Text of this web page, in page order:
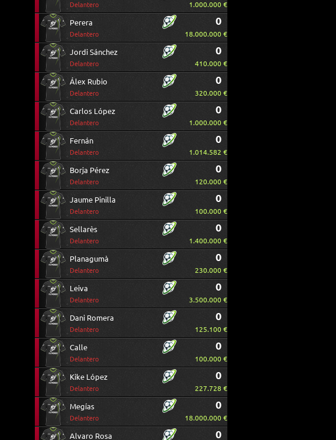
Delantero 1.000.000 €
Perera
Delantero
0
18.000.000 €
Jordi Sánchez
Delantero
0
410.000 €
Álex Rubio
Delantero
0
320.000 €
Carlos López
Delantero
0
1.000.000 €
Fernán
Delantero
0
1.014.582 €
Borja Pérez
Delantero
0
120.000 €
Jaume Pinilla
Delantero
0
100.000 €
Sellarès
Delantero
0
1.400.000 €
Planagumà
Delantero
0
230.000 €
Leiva
Delantero
0
3.500.000 €
Dani Romera
Delantero
0
125.100 €
Calle
Delantero
0
100.000 €
Kike López
Delantero
0
227.728 €
Megías
Delantero
0
18.000.000 €
Alvaro Rosa 0